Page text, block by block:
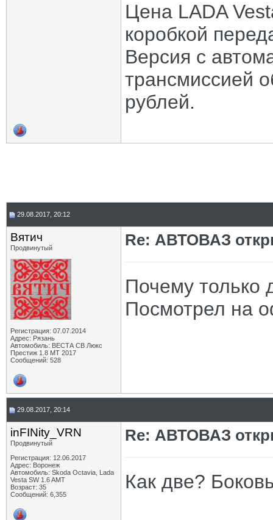
Цена LADA
коробкой
Версия с
трансмиссией
рублей.
29.08.2017, 20:12
Вятич
Продвинутый
Регистрация: 07.07.2014
Адрес: Рязань
Автомобиль: ВЕСТА СВ Люкс
Престиж 1.8 МТ 2017
Сообщений: 528
Re: АВТОВАЗ
Почему только
Посмотрел на
29.08.2017, 20:14
inFINity_VRN
Продвинутый
Регистрация: 12.06.2017
Адрес: Воронеж
Автомобиль: Skoda Octavia, Lada
Vesta SW 1.6 AMT
Возраст: 35
Сообщений: 6,355
Re: АВТОВАЗ
Как две?